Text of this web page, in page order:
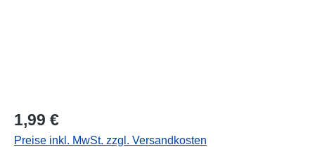
Regulärer Preis:
1,99 €
Preise inkl. MwSt. zzgl. Versandkosten